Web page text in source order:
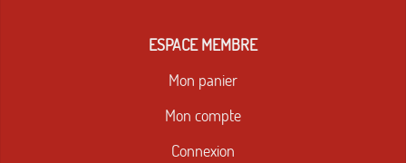
ESPACE MEMBRE
Mon panier
Mon compte
Connexion